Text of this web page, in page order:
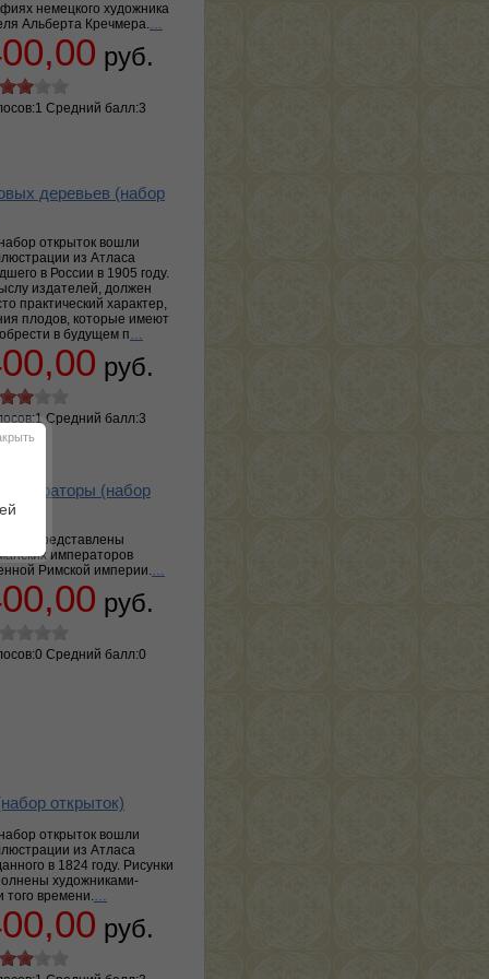
немецкого художника
Альберта Кречмера.…
руб.
Средний балл:3
деревьев (набор
открыток вошли
из Атласа
в России в 1905 году.
издателей, должен
практический характер,
плодов, которые имеют
в будущем п…
руб.
Средний балл:3
императоры (набор
представлены
императоров
Римской империи.…
руб.
Средний балл:0
открыток)
открыток вошли
из Атласа
в 1824 году. Рисунки
художниками-
того времени.…
руб.